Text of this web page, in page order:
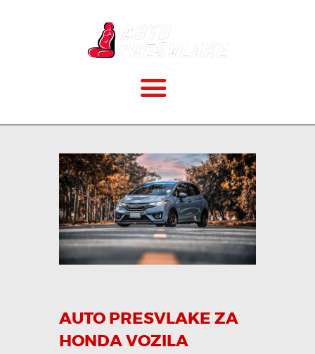
CENOVNIK
VELIČINE
KAKO MONTIRATI?
GALERIJA
KONTAKT
AUTO PRESVLAKE ZA
HONDA VOZILA